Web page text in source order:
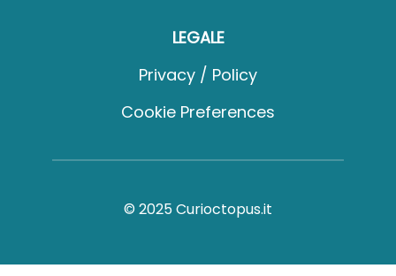
LEGALE
Privacy / Policy
Cookie Preferences
© 2025 Curioctopus.it